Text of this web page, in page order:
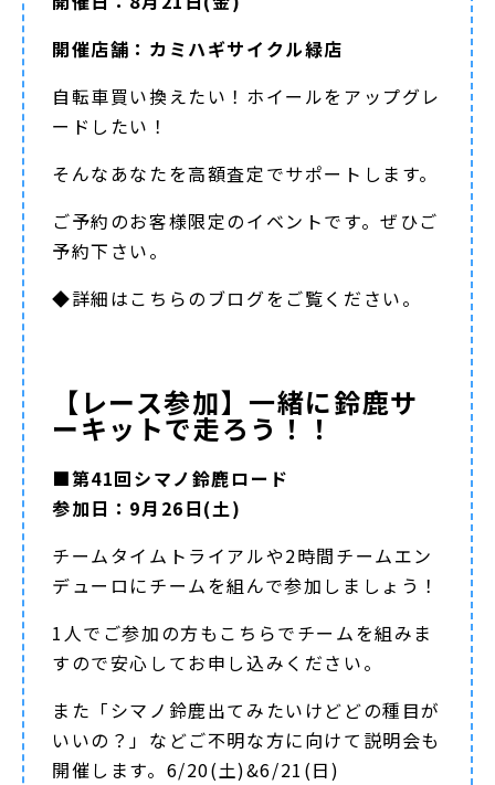
開催店舗：カミハギサイクル緑店
自転車買い換えたい！ホイールをアップグレ
ードしたい！
そんなあなたを高額査定でサポートします。
ご予約のお客様限定のイベントです。ぜひご
予約下さい。
◆詳細はこちらのブログをご覧ください。
【レース参加】一緒に鈴鹿サ
ーキットで走ろう！！
■第41回シマノ鈴鹿ロード
参加日：9月26日(土)
チームタイムトライアルや2時間チームエン
デューロにチームを組んで参加しましょう！
1人でご参加の方もこちらでチームを組みま
すので安心してお申し込みください。
また「シマノ鈴鹿出てみたいけどどの種目が
いいの？」などご不明な方に向けて説明会も
開催します。6/20(土)&6/21(日)